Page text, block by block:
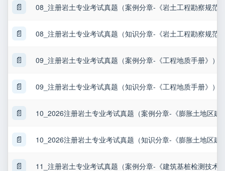
📄 08_注册岩土专业考试真题（案例分章-《岩土工程勘察规范
📄 08_注册岩土专业考试真题（知识分章-《岩土工程勘察规范
📄 09_注册岩土专业考试真题（案例分章-《工程地质手册》）
📄 09_注册岩土专业考试真题（知识分章-《工程地质手册》）
📄 10_2026注册岩土专业考试真题（案例分章-《膨胀土地区建
📄 10_2026注册岩土专业考试真题（知识分章-《膨胀土地区建
📄 11_注册岩土专业考试真题（案例分章-《建筑基桩检测技术